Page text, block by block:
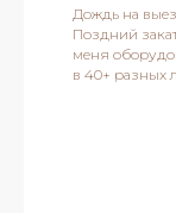
Дождь на
Поздний
меня
в 40+ разных